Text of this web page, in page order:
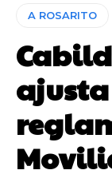
A ROSARITO
ajusta